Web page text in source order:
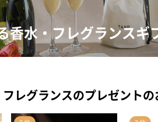
香水・フレグランスギ
レグランスのプレゼント